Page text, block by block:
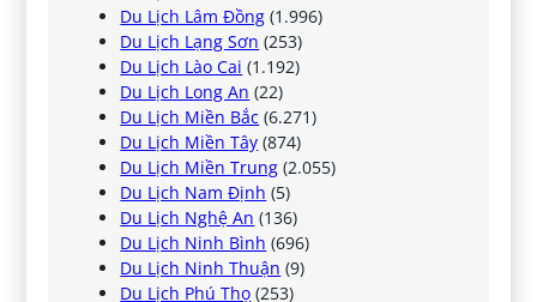
Du Lịch Lâm Đồng (1.996)
Du Lịch Lạng Sơn (253)
Du Lịch Lào Cai (1.192)
Du Lịch Long An (22)
Du Lịch Miền Bắc (6.271)
Du Lịch Miền Tây (874)
Du Lịch Miền Trung (2.055)
Du Lịch Nam Định (5)
Du Lịch Nghệ An (136)
Du Lịch Ninh Bình (696)
Du Lịch Ninh Thuận (9)
Du Lịch Phú Thọ (253)